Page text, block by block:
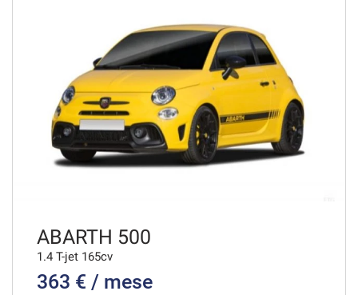
ABARTH 500
1.4 T-jet 165cv
363 € / mese